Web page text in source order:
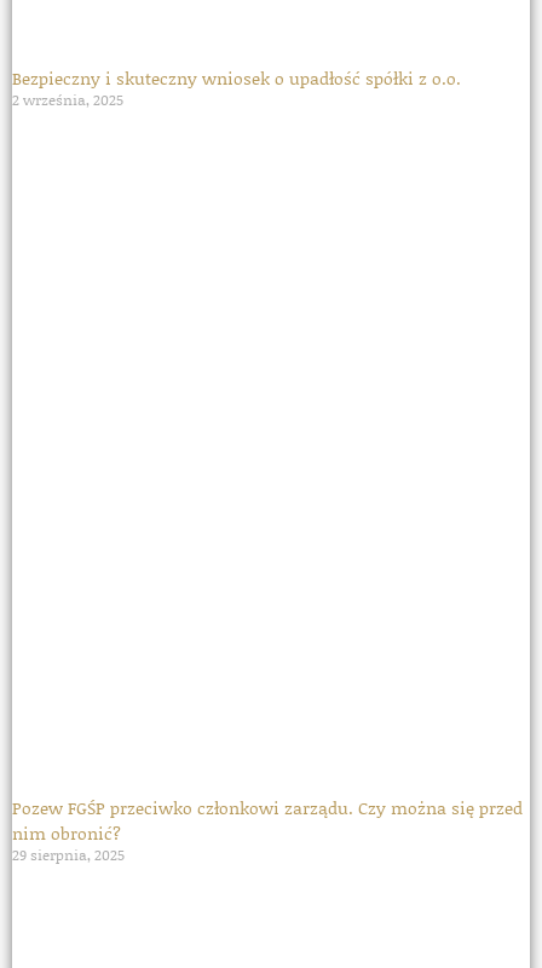
Bezpieczny i skuteczny wniosek o upadłość spółki z o.o.
2 września, 2025
Pozew FGŚP przeciwko członkowi zarządu. Czy można się przed
nim obronić?
29 sierpnia, 2025